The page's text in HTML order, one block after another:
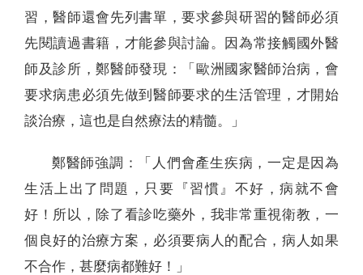
習，醫師還會先列書單，要求參與研習的醫師必須
先閱讀過書籍，才能參與討論。因為常接觸國外醫
師及診所，鄭醫師發現：「歐洲國家醫師治病，會
要求病患必須先做到醫師要求的生活管理，才開始
談治療，這也是自然療法的精髓。」
鄭醫師強調：「人們會產生疾病，一定是因為
生活上出了問題，只要『習慣』不好，病就不會
好！所以，除了看診吃藥外，我非常重視衛教，一
個良好的治療方案，必須要病人的配合，病人如果
不合作，甚麼病都難好！」